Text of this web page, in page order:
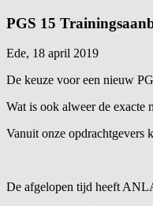
PGS 15
Ede, 18 april 2019
De keuze voor een nieuw
Wat is ook alweer de exacte
Vanuit onze opdrachtgevers
De afgelopen tijd heeft